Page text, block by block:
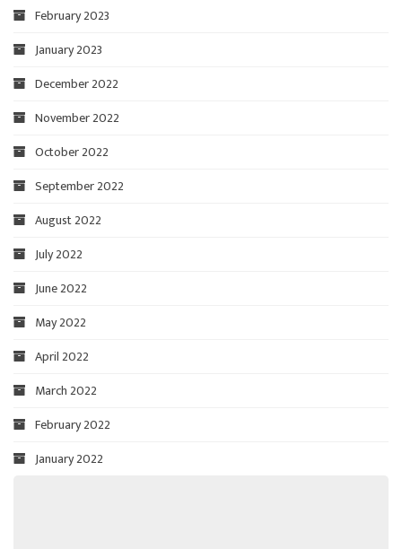
February 2023
January 2023
December 2022
November 2022
October 2022
September 2022
August 2022
July 2022
June 2022
May 2022
April 2022
March 2022
February 2022
January 2022